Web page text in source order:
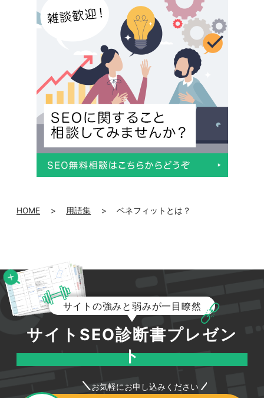
HOME > 用語集 > ベネフィットとは？
サイトの強みと弱みが一目瞭然
サイトSEO診断書プレゼン
ト
お気軽にお申し込みください